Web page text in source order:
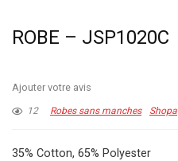
ROBE – JSP1020C
Ajouter votre avis
12 Robes sans manches Shopa
35% Cotton, 65% Polyester